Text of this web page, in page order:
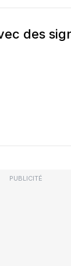
des
PUBLICITÉ